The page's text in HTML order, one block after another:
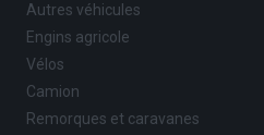
Autres véhicules
Engins agricole
Vélos
Camion
Remorques et caravanes